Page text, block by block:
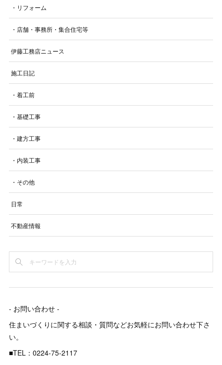
・リフォーム
・店舗・事務所・集合住宅等
伊藤工務店ニュース
施工日記
・着工前
・基礎工事
・建方工事
・内装工事
・その他
日常
不動産情報
- お問い合わせ -
住まいづくりに関する相談・質問などお気軽にお問い合わせ下さ
い。
■TEL：0224-75-2117